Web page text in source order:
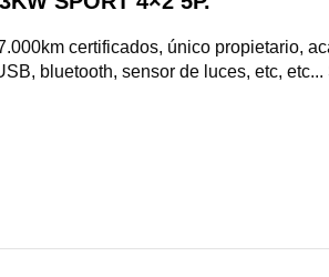
certificados, único propietario,
bluetooth, sensor de luces, etc, etc...